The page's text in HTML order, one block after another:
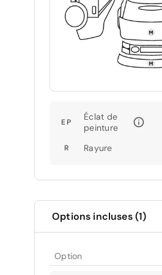
EP
Éclat de
peinture
R Rayure
Options incluses (1)
Option